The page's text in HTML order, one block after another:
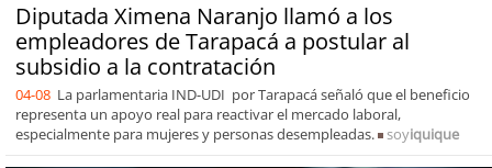
Diputada Ximena Naranjo llamó a los
empleadores de Tarapacá a postular al
subsidio a la contratación
04-08 La parlamentaria IND-UDI por Tarapacá señaló que el beneficio
representa un apoyo real para reactivar el mercado laboral,
especialmente para mujeres y personas desempleadas.
soyiquique